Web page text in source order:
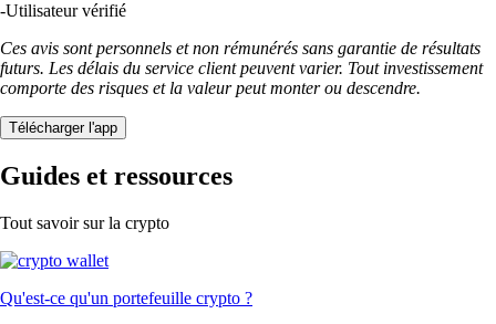
-Utilisateur vérifié
Ces avis sont personnels et non rémunérés sans garantie de résultats
futurs. Les délais du service client peuvent varier. Tout investissement
comporte des risques et la valeur peut monter ou descendre.
Télécharger l'app
Guides et ressources
Tout savoir sur la crypto
Qu'est-ce qu'un portefeuille crypto ?